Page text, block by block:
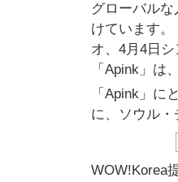
グローバル
けています
オ、4月4日
「Apink」は
「Apink」に
に、ソウル・
WOW!Korea